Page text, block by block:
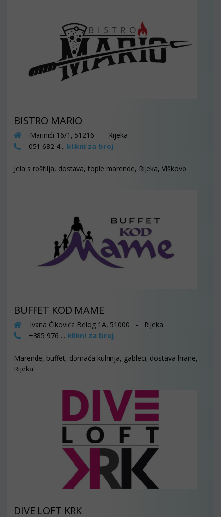
BISTRO MARIO
Marinići 16/1, 51216 - Rijeka
051 682 4... klikni za broj
Jela s roštilja, dostava, tople marende, Rijeka, Viškovo
BUFFET KOD MAME
Ivana Ćikovića Belog 1A, 51000 - Rijeka
+385 976 ... klikni za broj
Marende, buffet, domaća kuhinja, gableci, dostava hrane,
Rijeka
DIVE LOFT KRK